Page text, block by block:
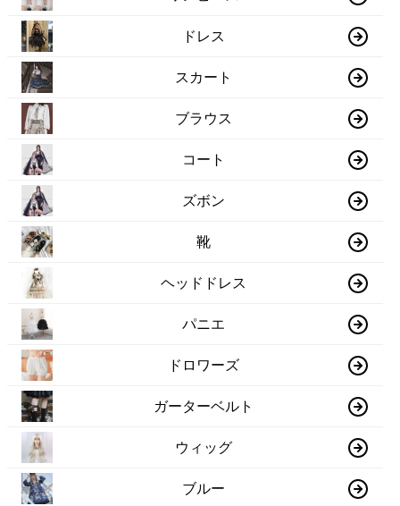
ドレス
スカート
ブラウス
コート
ズボン
靴
ヘッドドレス
パニエ
ドロワーズ
ガーターベルト
ウィッグ
ブルー